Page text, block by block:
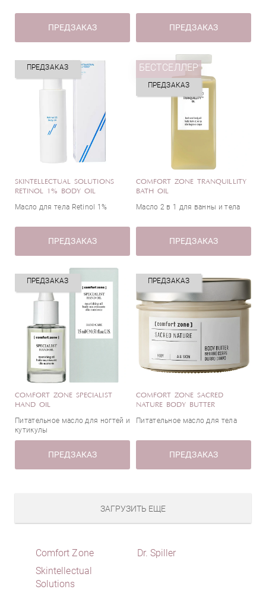
ПРЕДЗАКАЗ ПРЕДЗАКАЗ
ПРЕДЗАКАЗ
SKINTELLECTUAL SOLUTIONS
RETINOL 1% BODY OIL
Масло для тела Retinol 1%
ПРЕДЗАКАЗ
БЕСТСЕЛЛЕР
ПРЕДЗАКАЗ
COMFORT ZONE TRANQUILLITY
BATH OIL
Масло 2 в 1 для ванны и тела
ПРЕДЗАКАЗ
ПРЕДЗАКАЗ
COMFORT ZONE SPECIALIST
HAND OIL
Питательное масло для ногтей и
кутикулы
ПРЕДЗАКАЗ
ПРЕДЗАКАЗ
COMFORT ZONE SACRED
NATURE BODY BUTTER
Питательное масло для тела
ПРЕДЗАКАЗ
ЗАГРУЗИТЬ ЕЩЕ
Comfort Zone
Dr. Spiller
Skintellectual
Solutions